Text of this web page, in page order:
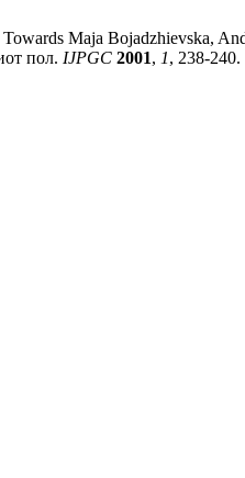
Maja Bojadzhievska,
пол. IJPGC 2001, 1, 238-240.